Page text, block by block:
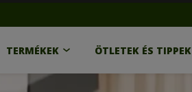
TERMÉKEK ÖTLETEK ÉS TIPPEK